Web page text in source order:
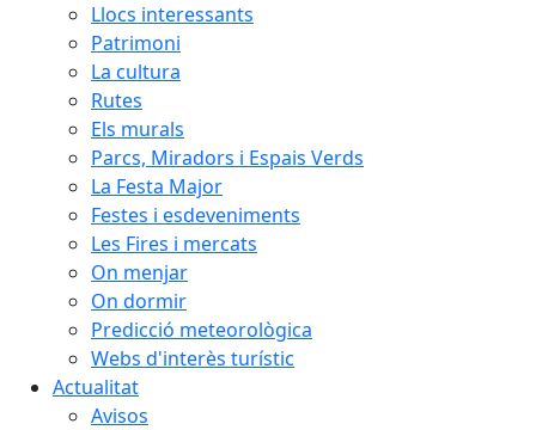
Llocs interessants
Patrimoni
La cultura
Rutes
Els murals
Parcs, Miradors i Espais Verds
La Festa Major
Festes i esdeveniments
Les Fires i mercats
On menjar
On dormir
Predicció meteorològica
Webs d'interès turístic
Actualitat
Avisos